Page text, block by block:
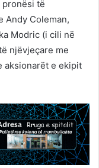
pronësi të
Andy Coleman,
Modric (i cili në
njëvjeçare me
aksionarët e ekipit